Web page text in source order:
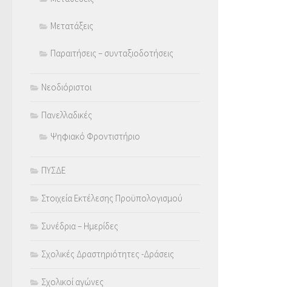
Μετατάξεις
Παραιτήσεις – συνταξιοδοτήσεις
Νεοδιόριστοι
Πανελλαδικές
Ψηφιακό Φροντιστήριο
ΠΥΣΔΕ
Στοιχεία Εκτέλεσης Προϋπολογισμού
Συνέδρια – Ημερίδες
Σχολικές Δραστηριότητες -Δράσεις
Σχολικοί αγώνες